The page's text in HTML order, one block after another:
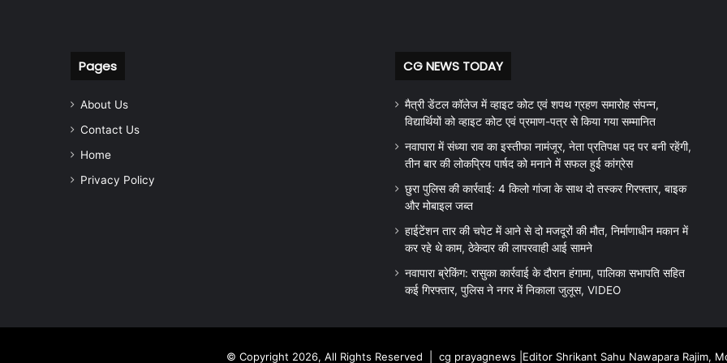
Pages
About Us
Contact Us
Home
Privacy Policy
CG NEWS TODAY
मैत्री डेंटल कॉलेज में व्हाइट कोट एवं शपथ ग्रहण समारोह संपन्न,
विद्यार्थियों को व्हाइट कोट एवं प्रमाण-पत्र से किया गया सम्मानित
नवापारा में संध्या राव का इस्तीफा नामंजूर, नेता प्रतिपक्ष पद पर बनी रहेंगी,
तीन बार की लोकप्रिय पार्षद को मनाने में सफल हुई कांग्रेस
छुरा पुलिस की कार्रवाई: 4 किलो गांजा के साथ दो तस्कर गिरफ्तार, बाइक
और मोबाइल जब्त
हाईटेंशन तार की चपेट में आने से दो मजदूरों की मौत, निर्माणाधीन मकान में
कर रहे थे काम, ठेकेदार की लापरवाही आई सामने
नवापारा ब्रेकिंग: रासुका कार्रवाई के दौरान हंगामा, पालिका सभापति सहित
कई गिरफ्तार, पुलिस ने नगर में निकाला जुलूस, VIDEO
© Copyright 2026, All Rights Reserved | cg prayagnews |Editor Shrikant Sahu Nawapara Rajim,